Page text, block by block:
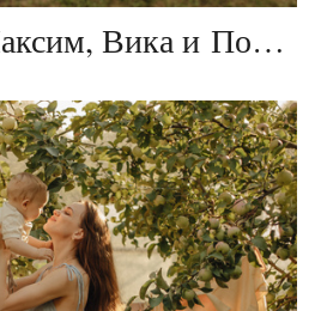
Екатерина, Максим, Вика и Полина